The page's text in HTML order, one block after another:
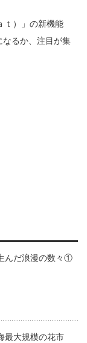
ｔ）」の新機能
なるか、注目が集
んだ浪漫の数々①
最大規模の花市